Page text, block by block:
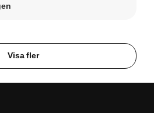
Visa fler